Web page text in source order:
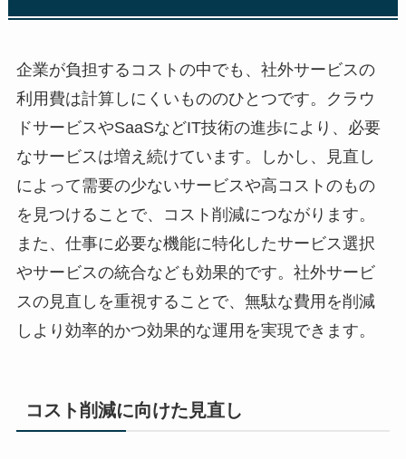
企業が負担するコストの中でも、社外サービスの
利用費は計算しにくいもののひとつです。クラウ
ドサービスやSaaSなどIT技術の進歩により、必要
なサービスは増え続けています。しかし、見直し
によって需要の少ないサービスや高コストのもの
を見つけることで、コスト削減につながります。
また、仕事に必要な機能に特化したサービス選択
やサービスの統合なども効果的です。社外サービ
スの見直しを重視することで、無駄な費用を削減
しより効率的かつ効果的な運用を実現できます。
コスト削減に向けた見直し